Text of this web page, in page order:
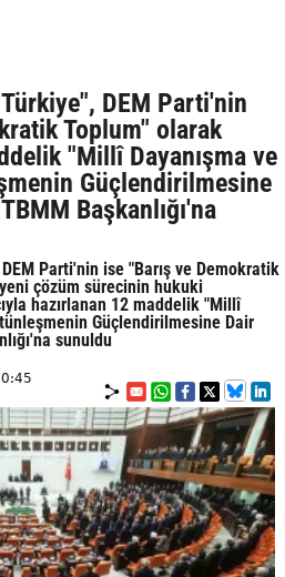
DEM Parti'nin
Toplum" olarak
"Millî Dayanışma ve
Güçlendirilmesine
Başkanlığı'na
Parti'nin ise "Barış ve Demokratik
çözüm sürecinin hukuki
hazırlanan 12 maddelik "Millî
Güçlendirilmesine Dair
sunuldu